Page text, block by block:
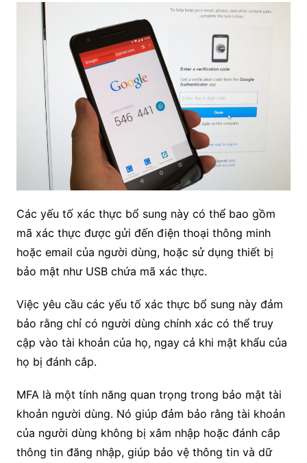
Các yếu tố xác thực bổ sung này có thể bao gồm
mã xác thực được gửi đến điện thoại thông minh
hoặc email của người dùng, hoặc sử dụng thiết bị
bảo mật như USB chứa mã xác thực.
Việc yêu cầu các yếu tố xác thực bổ sung này đảm
bảo rằng chỉ có người dùng chính xác có thể truy
cập vào tài khoản của họ, ngay cả khi mật khẩu của
họ bị đánh cắp.
MFA là một tính năng quan trọng trong bảo mật tài
khoản người dùng. Nó giúp đảm bảo rằng tài khoản
của người dùng không bị xâm nhập hoặc đánh cắp
thông tin đăng nhập, giúp bảo vệ thông tin và dữ